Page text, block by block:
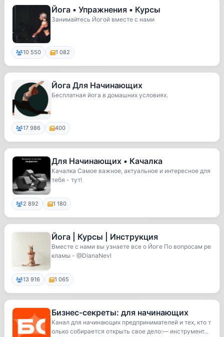
Йога • Упражнения • Курсы
Занимайтесь Йогой вместе с нами
10 550 1 082
Йога Для Начинающих
Бесплатная йога в домашних условиях.
17 986 400
Для Начинающих • Качалка
Качалка Самое важное, актуальное и интересное для
тебя - тут!
2 892 1 180
Йога | Курсы | Инструкция
Вместе с нами вы узнаете все о Йоге По вопросам ре
кламы - @DianaNevl
13 916 1 065
Бизнес-секреты: для начинающих
Канал для начинающих предпринимателей и тех, кто т
олько собирается открыть свое дело:— инструмент...